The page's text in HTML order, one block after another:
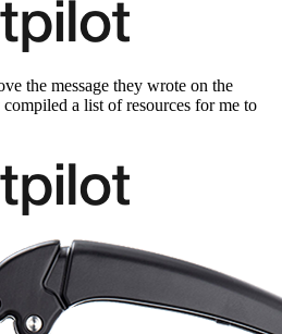
the message they wrote on the
a list of resources for me to